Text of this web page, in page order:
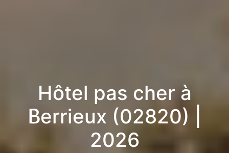
Hôtel pas cher à
Berrieux (02820) |
2026